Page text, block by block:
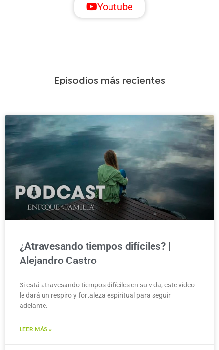
Youtube
Episodios más recientes
¿Atravesando tiempos difíciles? |
Alejandro Castro
Si está atravesando tiempos difíciles en su vida, este video
le dará un respiro y fortaleza espiritual para seguir
adelante.
LEER MÁS »